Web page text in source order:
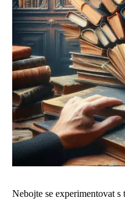
Nebojte se experimentovat